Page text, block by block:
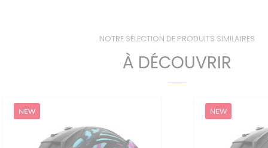
NOTRE SÉLECTION DE PRODUITS SIMILAIRES
À DÉCOUVRIR
NEW NEW